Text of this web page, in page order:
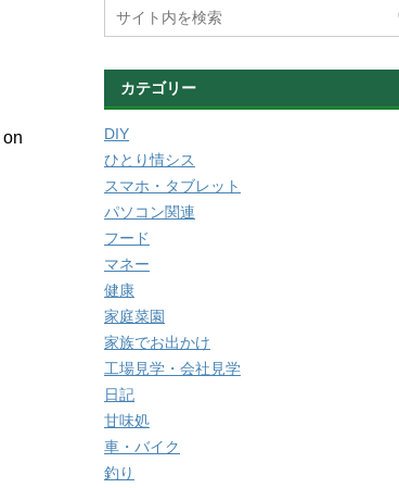
on
カテゴリー
DIY
ひとり情シス
スマホ・タブレット
パソコン関連
フード
マネー
健康
家庭菜園
家族でお出かけ
工場見学・会社見学
日記
甘味処
車・バイク
釣り